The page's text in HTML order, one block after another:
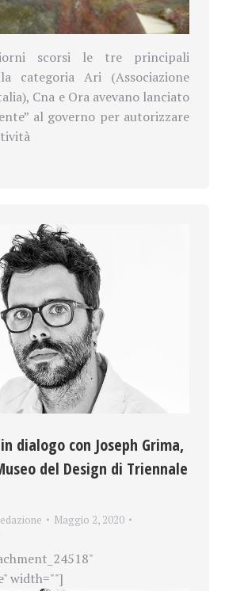
scorsi le tre principali
categoria Ari (Associazione
Cna e Ora avevano lanciato
al governo per autorizzare
dialogo con Joseph Grima,
del Design di Triennale
Maggio 2, 2020
width=""]